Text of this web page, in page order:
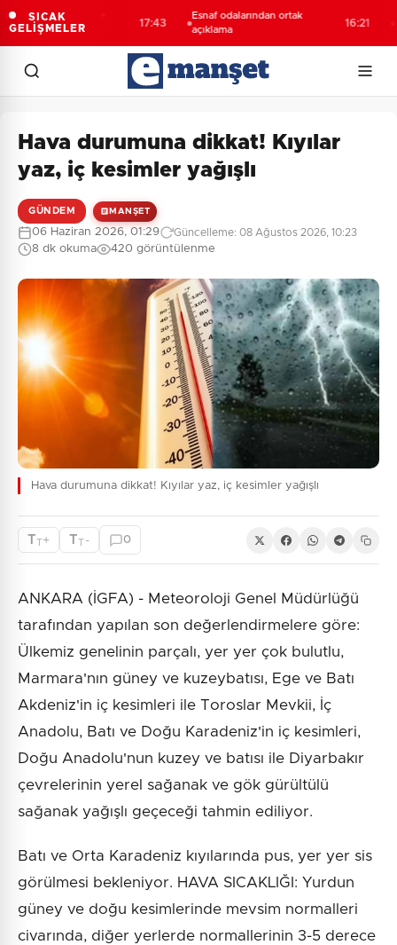
SICAK
GELİŞMELER
kombine
tarihi rekor
17:43
Esnaf odalarından ortak
açıklama
16:21
Hava durumuna dikkat! Kıyılar
yaz, iç kesimler yağışlı
GÜNDEM MANŞET
06 Haziran 2026, 01:29 Güncelleme: 08 Ağustos 2026, 10:23
8 dk okuma 420 görüntülenme
Hava durumuna dikkat! Kıyılar yaz, iç kesimler yağışlı
TT+ TT - 0
ANKARA (İGFA) - Meteoroloji Genel Müdürlüğü
tarafından yapılan son değerlendirmelere göre:
Ülkemiz genelinin parçalı, yer yer çok bulutlu,
Marmara'nın güney ve kuzeybatısı, Ege ve Batı
Akdeniz'in iç kesimleri ile Toroslar Mevkii, İç
Anadolu, Batı ve Doğu Karadeniz'in iç kesimleri,
Doğu Anadolu'nun kuzey ve batısı ile Diyarbakır
çevrelerinin yerel sağanak ve gök gürültülü
sağanak yağışlı geçeceği tahmin ediliyor.
Batı ve Orta Karadeniz kıyılarında pus, yer yer sis
görülmesi bekleniyor. HAVA SICAKLIĞI: Yurdun
güney ve doğu kesimlerinde mevsim normalleri
civarında, diğer yerlerde normallerinin 3-5 derece